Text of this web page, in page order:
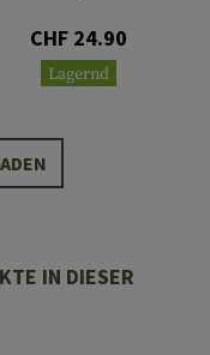
CHF 24.90
Lagernd
IN DIESER